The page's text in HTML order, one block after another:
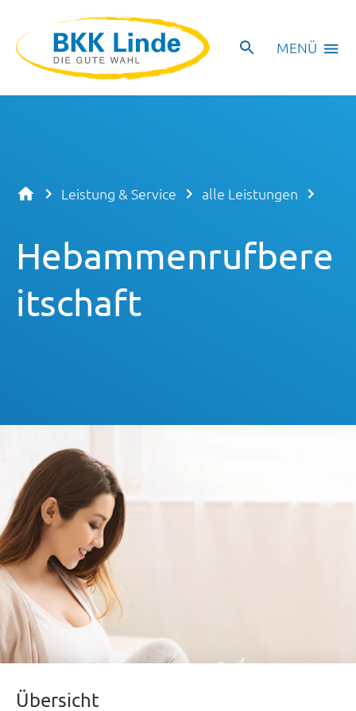
MENÜ
Leistung & Service alle Leistungen
Hebammenrufbere
itschaft
Übersicht